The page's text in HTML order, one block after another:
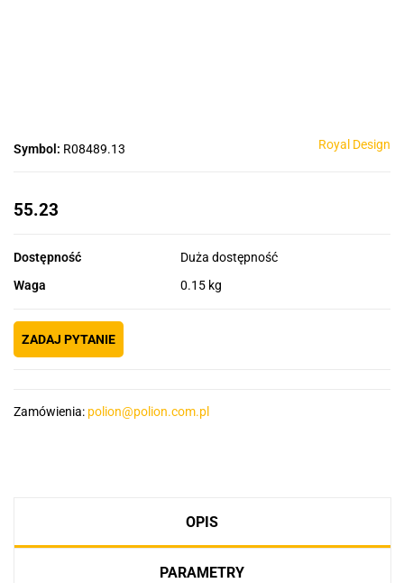
Symbol: R08489.13 Royal Design
55.23
Dostępność
Duża dostępność
Waga
0.15 kg
ZADAJ PYTANIE
Zamówienia: polion@polion.com.pl
OPIS
PARAMETRY